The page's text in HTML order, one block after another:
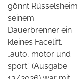
gönnt Rüsselsheim
seinem
Dauerbrenner ein
kleines Facelift.
„auto, motor und
sport“ (Ausgabe